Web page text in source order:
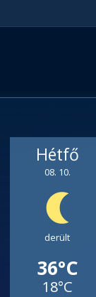
Hétfő
08. 10.
derült
36°C
18°C